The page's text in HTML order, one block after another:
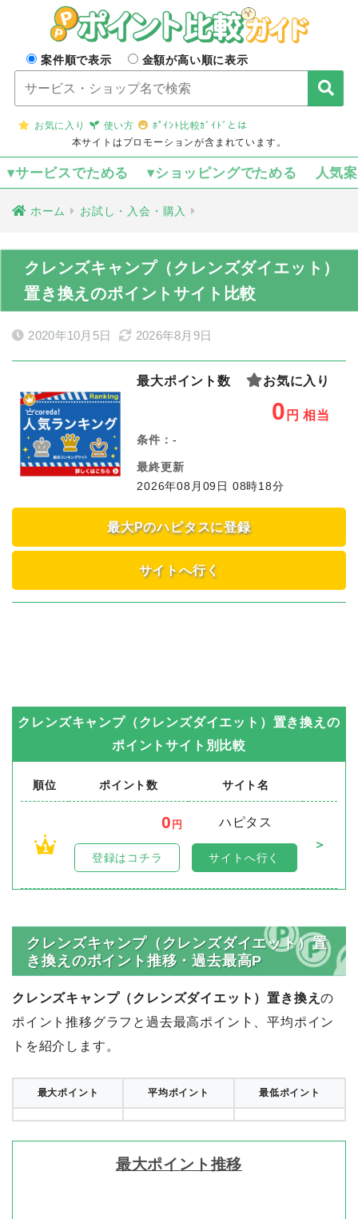
案件順で表示 金額が高い順に表示
お気に入り 使い方
ﾎﾟｲﾝﾄ比較ｶﾞｲﾄﾞとは
本サイトはプロモーションが含まれています。
▾サービスでためる ▾ショッピングでためる 人気
ホーム お試し・入会・購入
クレンズキャンプ（クレンズダイエット）
置き換えのポイントサイト比較
2020年10月5日 2026年8月9日
最大ポイント数 お気に入り
0 円 相当
条件： -
最終更新
2026年08月09日 08時18分
最大Pのハピタスに登録
サイトへ行く
クレンズキャンプ（クレンズダイエット）置き換え の
ポイントサイト別比較
順位 ポイント数 サイト名
1
0 円
ハピタス
＞
登録はコチラ サイトへ行く
クレンズキャンプ（クレンズダイエット）置
き換えのポイント推移・過去最高P
クレンズキャンプ（クレンズダイエット）置き換えの
ポイント推移グラフと過去最高ポイント、平均ポイン
トを紹介します。
最大ポイント 平均ポイント 最低ポイント
最大ポイント推移